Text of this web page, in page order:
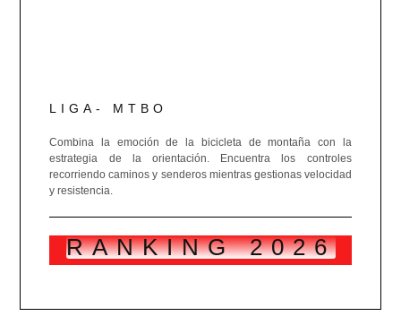
LIGA- MTBO
Combina la emoción de la bicicleta de montaña con la
estrategia de la orientación. Encuentra los controles
recorriendo caminos y senderos mientras gestionas velocidad
y resistencia.
RANKING 2026